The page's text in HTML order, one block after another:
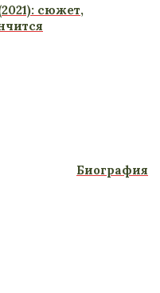
сюжет,
Биография